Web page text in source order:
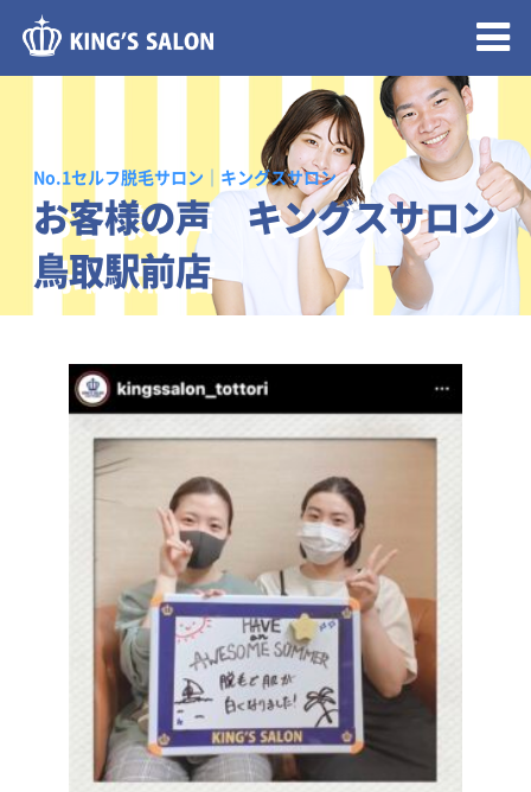
No.1セルフ脱毛サロン｜キングスサロン
お客様の声 キングスサロン
鳥取駅前店